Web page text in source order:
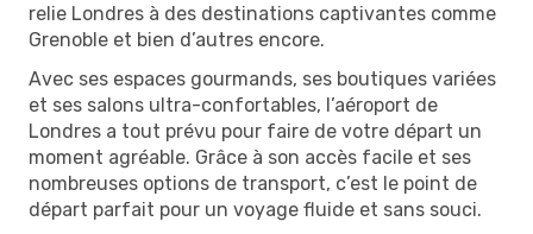
relie Londres à des destinations captivantes comme
Grenoble et bien d’autres encore.
Avec ses espaces gourmands, ses boutiques variées
et ses salons ultra-confortables, l’aéroport de
Londres a tout prévu pour faire de votre départ un
moment agréable. Grâce à son accès facile et ses
nombreuses options de transport, c’est le point de
départ parfait pour un voyage fluide et sans souci.